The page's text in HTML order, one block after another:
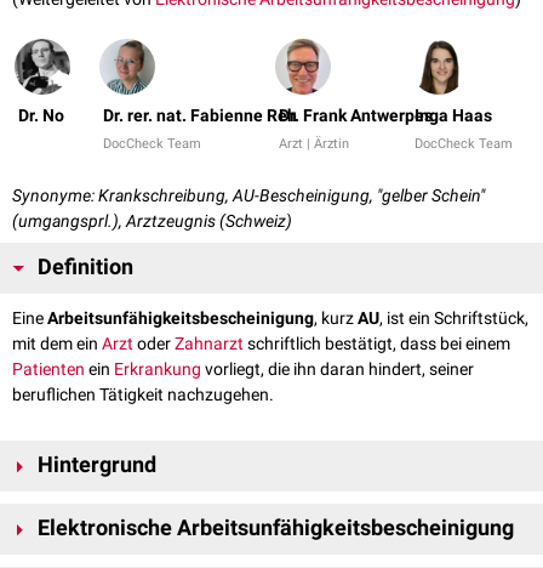
Dr. No Dr. rer. nat. Fabienne Reh
DocCheck Team
Dr. Frank Antwerpes
Arzt | Ärztin
Inga Haas
DocCheck Team
Synonyme: Krankschreibung, AU-Bescheinigung, "gelber Schein"
(umgangsprl.), Arztzeugnis (Schweiz)
Definition
EineArbeitsunfähigkeitsbescheinigung, kurzAU, ist ein Schriftstück,
mit dem ein ArztoderZahnarztschriftlich bestätigt, dass bei einem
Patienten ein Erkrankung vorliegt, die ihn daran hindert, seiner
beruflichen Tätigkeit nachzugehen.
Hintergrund
deutschem Arbeitsrecht spätestens nach dem dritten Tag der
Elektronische Arbeitsunfähigkeitsbescheinigung